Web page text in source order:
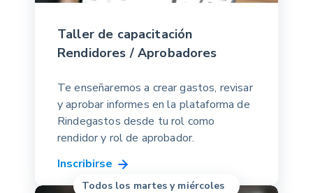
Taller de capacitación
Rendidores / Aprobadores
Te enseñaremos a crear gastos, revisar
y aprobar informes en la plataforma de
Rindegastos desde tu rol como
rendidor y rol de aprobador.
Inscribirse
Todos los martes y miércoles